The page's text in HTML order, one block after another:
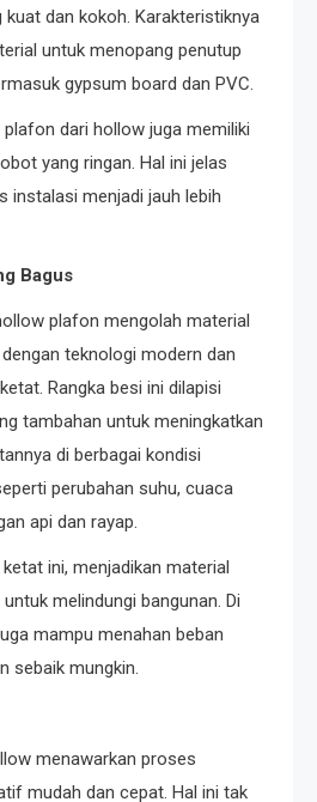
kuat dan kokoh. Karakteristiknya
untuk menopang penutup
gypsum board dan PVC.
dari hollow juga memiliki
yang ringan. Hal ini jelas
instalasi menjadi jauh lebih
Bagus
plafon mengolah material
teknologi modern dan
Rangka besi ini dilapisi
tambahan untuk meningkatkan
di berbagai kondisi
perubahan suhu, cuaca
api dan rayap.
ini, menjadikan material
melindungi bangunan. Di
mampu menahan beban
sebaik mungkin.
menawarkan proses
mudah dan cepat. Hal ini tak